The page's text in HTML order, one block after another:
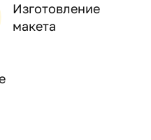
Изготовление
макета